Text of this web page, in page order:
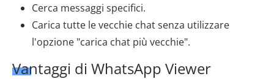
Cerca messaggi specifici.
Carica tutte le vecchie chat senza utilizzare
l'opzione "carica chat più vecchie".
Vantaggi di WhatsApp Viewer